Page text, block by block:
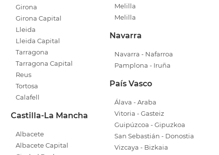
Girona
Girona Capital
Lleida
Lleida Capital
Tarragona
Tarragona Capital
Reus
Tortosa
Calafell
Castilla-La Mancha
Albacete
Albacete Capital
Melilla
Melilla
Navarra
Navarra - Nafarroa
Pamplona - Iruña
País Vasco
Álava - Araba
Vitoria - Gasteiz
Guipúzcoa - Gipuzkoa
San Sebastián - Donostia
Vizcaya - Bizkaia